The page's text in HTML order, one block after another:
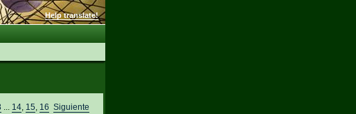
Help translate!
14 15 16 Siguiente